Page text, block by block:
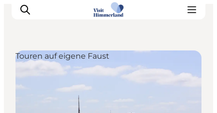
Städte und Orte
Touren auf eigene Faust